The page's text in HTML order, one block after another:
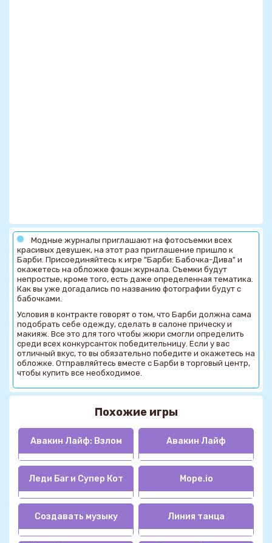
Модные журналы приглашают на фотосъемки всех
красивых девушек, на этот раз приглашение пришло к
Барби. Присоединяйтесь к игре "Барби: Бабочка-Дива" и
окажетесь на обложке фэшн журнала. Съемки будут
непростые, кроме того, есть даже определенная тематика.
Как вы уже догадались по названию фотографии будут с
бабочками.
Условия в контракте говорят о том, что Барби должна сама
подобрать себе одежду, сделать в салоне прическу и
макияж. Все это для того чтобы жюри смогли определить
среди всех конкурсанток победительницу. Если у вас
отличный вкус, то вы обязательно победите и окажетесь на
обложке. Отправляйтесь вместе с Барби в торговый центр,
чтобы купить все необходимое.
Похожие игры
Авакин Лайф: Взлом Авакин Лайф
Леди Баг и Супер Кот Mope.io
Создавать музыку Линия танца